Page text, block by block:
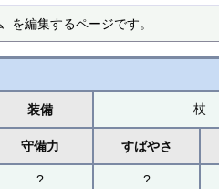
編集するページです。
装備 杖
守備力 すばやさ
? ?